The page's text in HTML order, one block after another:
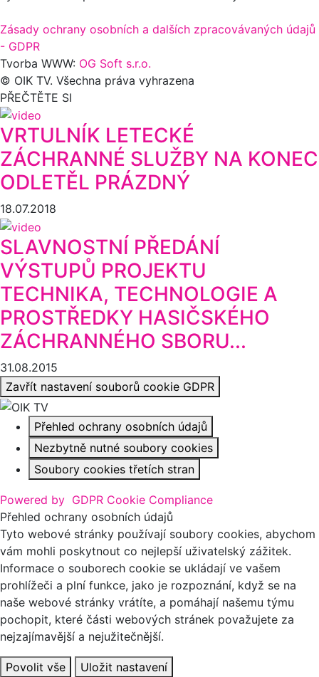
Zásady ochrany osobních a dalších zpracovávaných údajů
- GDPR
Tvorba WWW: OG Soft s.r.o.
© OIK TV. Všechna práva vyhrazena
PŘEČTĚTE SI
VRTULNÍK LETECKÉ
ZÁCHRANNÉ SLUŽBY NA KONEC
ODLETĚL PRÁZDNÝ
18.07.2018
SLAVNOSTNÍ PŘEDÁNÍ
VÝSTUPŮ PROJEKTU
TECHNIKA, TECHNOLOGIE A
PROSTŘEDKY HASIČSKÉHO
ZÁCHRANNÉHO SBORU...
31.08.2015
Zavřít nastavení souborů cookie GDPR
Přehled ochrany osobních údajů
Nezbytně nutné soubory cookies
Soubory cookies třetích stran
Powered by GDPR Cookie Compliance
Přehled ochrany osobních údajů
Tyto webové stránky používají soubory cookies, abychom
vám mohli poskytnout co nejlepší uživatelský zážitek.
Informace o souborech cookie se ukládají ve vašem
prohlížeči a plní funkce, jako je rozpoznání, když se na
naše webové stránky vrátíte, a pomáhají našemu týmu
pochopit, které části webových stránek považujete za
nejzajímavější a nejužitečnější.
Povolit vše Uložit nastavení